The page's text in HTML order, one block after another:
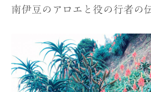
南伊豆のアロエと役の行者の